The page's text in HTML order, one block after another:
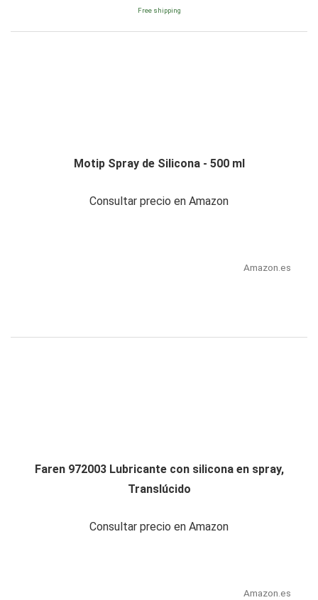
Free shipping
Motip Spray de Silicona - 500 ml
Consultar precio en Amazon
Amazon.es
Faren 972003 Lubricante con silicona en spray,
Translúcido
Consultar precio en Amazon
Amazon.es